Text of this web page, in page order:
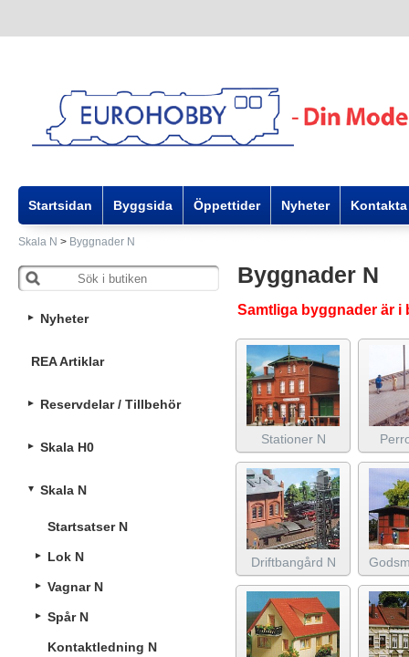
Startsidan Byggsida Öppettider Nyheter
Skala N > Byggnader N
Nyheter
REA Artiklar
Reservdelar / Tillbehör
Skala H0
Skala N
Startsatser N
Lok N
Vagnar N
Spår N
Kontaktledning N
Byggnader N
Samtliga byggnader är i
Stationer N
Driftbangård N